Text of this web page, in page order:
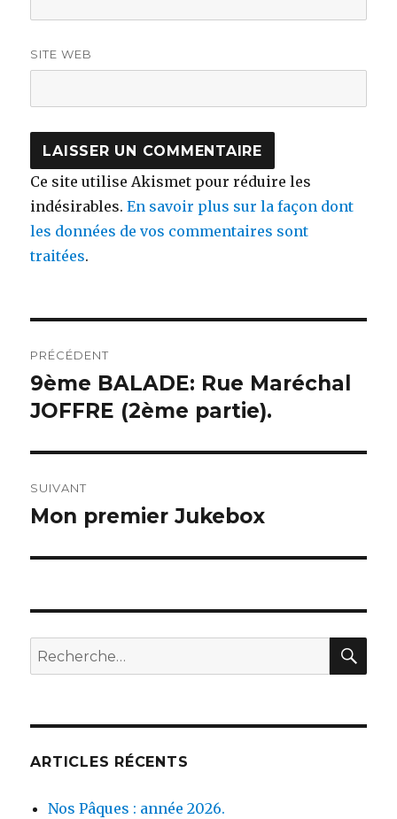
SITE WEB
Ce site utilise Akismet pour réduire les
indésirables.En savoir plus sur la façon dont
les données de vos commentaires sont
traitées.
de
l’article
PRÉCÉDENT
Publication
précédente :
9ème BALADE: Rue Maréchal
JOFFRE (2ème partie).
SUIVANT
Publication
Mon premier Jukebox
Recherche
pour :
ARTICLES RÉCENTS
Nos Pâques : année 2026.